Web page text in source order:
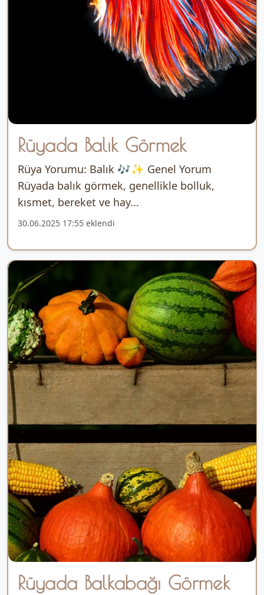
Rüyada Balık Görmek
Rüya Yorumu: Balık 🎶✨ Genel Yorum
Rüyada balık görmek, genellikle bolluk,
kısmet, bereket ve hay...
30.06.2025 17:55 eklendi
Rüyada Balkabağı Görmek